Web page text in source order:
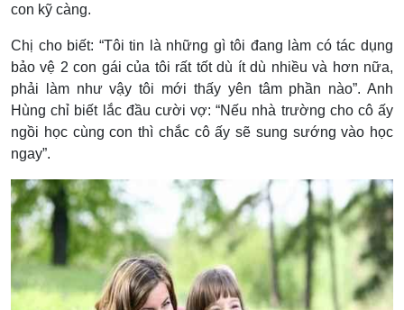
con kỹ càng.
Chị cho biết: “Tôi tin là những gì tôi đang làm có tác dụng
bảo vệ 2 con gái của tôi rất tốt dù ít dù nhiều và hơn nữa,
phải làm như vậy tôi mới thấy yên tâm phần nào”. Anh
Hùng chỉ biết lắc đầu cười vợ: “Nếu nhà trường cho cô ấy
ngồi học cùng con thì chắc cô ấy sẽ sung sướng vào học
ngay”.